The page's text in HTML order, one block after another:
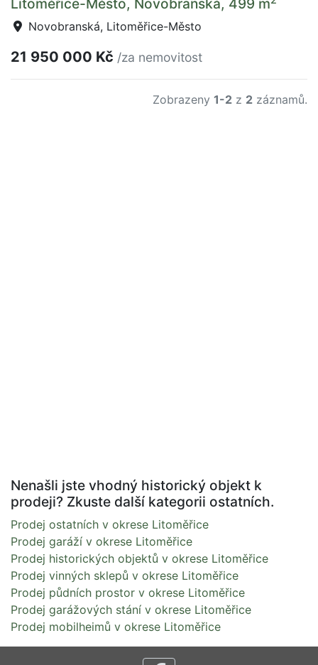
Litoměřice-Město, Novobranská, 499 m
Novobranská, Litoměřice-Město
21 950 000 Kč /za nemovitost
Zobrazeny 1-2 z 2 záznamů.
Nenašli jste vhodný historický objekt k
prodeji? Zkuste další kategorii ostatních.
Prodej ostatních v okrese Litoměřice
Prodej garáží v okrese Litoměřice
Prodej historických objektů v okrese Litoměřice
Prodej vinných sklepů v okrese Litoměřice
Prodej půdních prostor v okrese Litoměřice
Prodej garážových stání v okrese Litoměřice
Prodej mobilheimů v okrese Litoměřice